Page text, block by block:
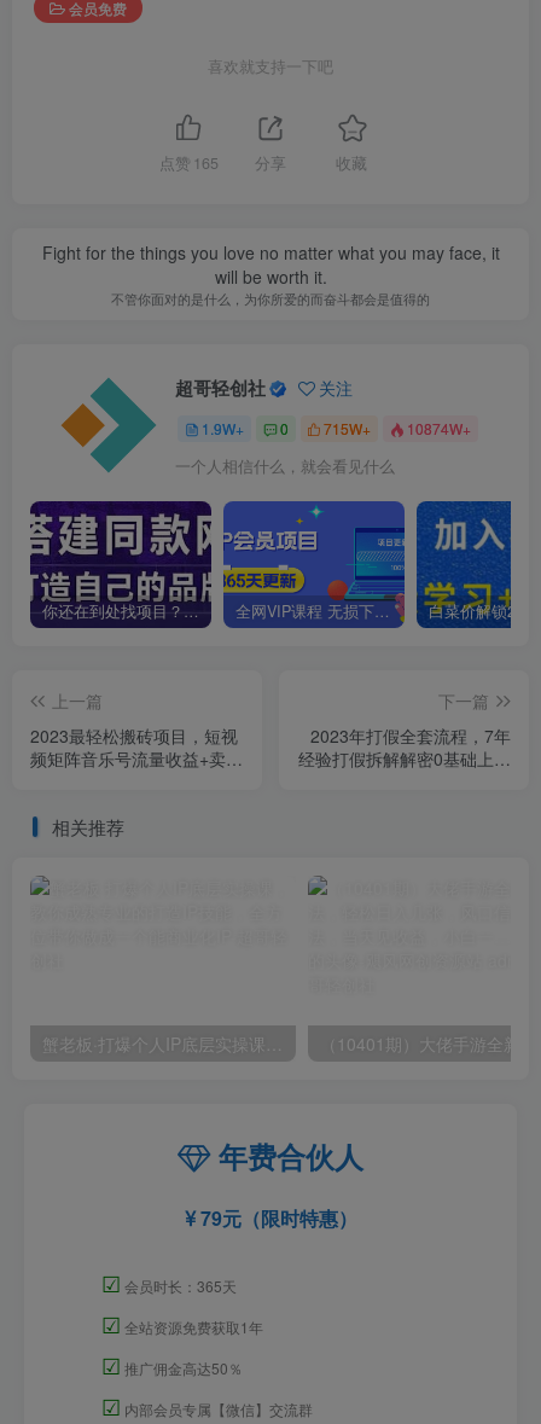
会员免费
喜欢就支持一下吧
点赞 165 分享 收藏
Fight for the things you love no matter what you may face, it
will be worth it.
不管你面对的是什么，为你所爱的而奋斗都会是值得的
超哥轻创社 关注
1.9W+ 0 715W+ 10874W+
一个人相信什么，就会看见什么
你还在到处找项目？还在当韭菜？我靠卖项目一个月收入5万+，曾经我也是个失败者。 全网VIP课程 无损下载~
上一篇
2023最轻松搬砖项目，短视
频矩阵音乐号流量收益+卖货
下一篇
2023年打假全套流程，7年
经验打假拆解解密0基础上手
相关推荐
蟹老板·打爆个人IP底层实操课，教你成熟专业的打造IP技能，全方位带你做成一个能商业化IP
年费合伙人
79元（限时特惠）
☑ 会员时长：365天
☑ 全站资源免费获取1年
☑ 推广佣金高达50％
☑ 内部会员专属【微信】交流群